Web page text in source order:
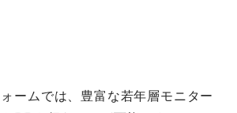
ームでは、豊富な若年層モニター